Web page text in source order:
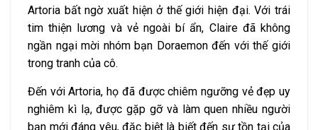
Artoria bất ngờ xuất hiện ở thế giới hiện đại. Với trái
tim thiện lương và vẻ ngoài bí ẩn, Claire đã không
ngần ngại mời nhóm bạn Doraemon đến với thế giới
trong tranh của cô.
Đến với Artoria, họ đã được chiêm ngưỡng vẻ đẹp uy
nghiêm kì lạ, được gặp gỡ và làm quen nhiều người
bạn mới đáng yêu, đặc biệt là biết đến sự tồn tại của